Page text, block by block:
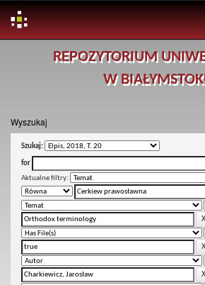
REPOZYTORIUM
W
Wyszukaj
Szukaj:
for
Aktualne filtry: